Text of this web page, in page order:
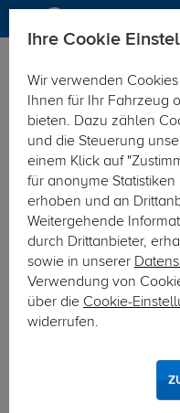
Hier geht's zur
Ihre Cookie
Wir verwenden
Ihnen für Ihr Fahrzeug
bieten. Dazu zählen
und die Steuerung
einem Klick auf
für anonyme
erhoben und an
Weitergehende
durch Drittanbieter,
sowie in unserer
Verwendung von
über die Cookie-
widerrufen.